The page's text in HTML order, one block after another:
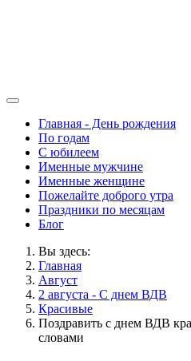
Главная - День рождения
По годам
С юбилеем
Именные мужчине
Именные женщине
Пожелайте доброго утра
Праздники по месяцам
Блог
Вы здесь:
Главная
Август
2 августа - С днем ВДВ
Красивые
Поздравить с днем ВДВ
словами